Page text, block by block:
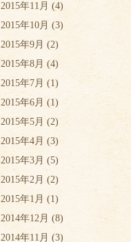
2015年11月 (4)
2015年10月 (3)
2015年9月 (2)
2015年8月 (4)
2015年7月 (1)
2015年6月 (1)
2015年5月 (2)
2015年4月 (3)
2015年3月 (5)
2015年2月 (2)
2015年1月(1)
2014年12月 (8)
2014年11月 (3)